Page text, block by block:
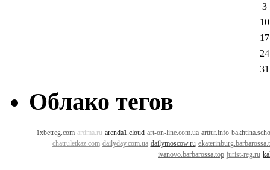
3
10
17
24
31
Облако тегов
1xbetreg.com ardma.ru arenda1.cloud art-on-line.com.ua arttur.info
chatruletkaz.com dailyday.com.ua dailymoscow.ru
ivanovo.barbarossa.top jurist-reg.ru